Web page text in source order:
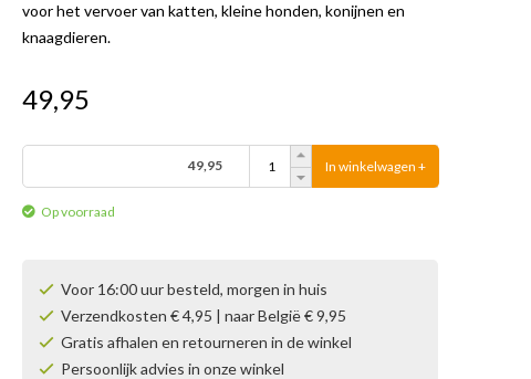
voor het vervoer van katten, kleine honden, konijnen en
knaagdieren.
49,95
49,95 In winkelwagen +
Op voorraad
Voor 16:00 uur besteld, morgen in huis
Verzendkosten € 4,95 | naar België € 9,95
Gratis afhalen en retourneren in de winkel
Persoonlijk advies in onze winkel